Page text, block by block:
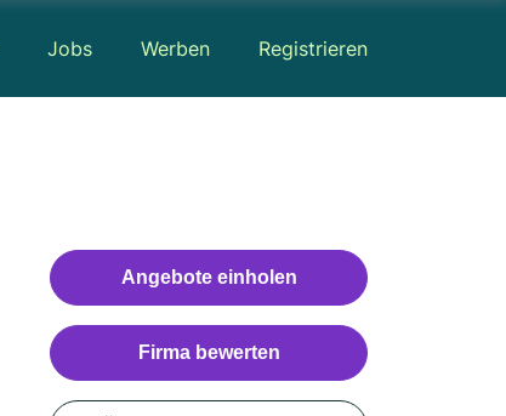
Jobs Werben Registrieren
Angebote einholen
Firma bewerten